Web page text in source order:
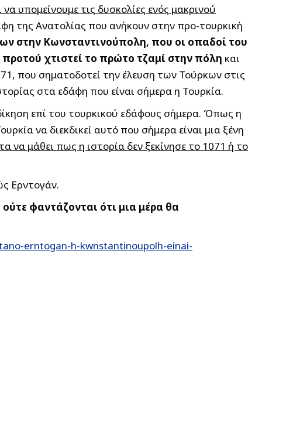
υπομείνουμε τις δυσκολίες ενός μακρινού
της Ανατολίας που ανήκουν στην προ-τουρκική
στην Κωνσταντινούπολη, που οι οπαδοί του
χτιστεί το πρώτο τζαμί στην πόλη και
που σηματοδοτεί την έλευση των Τούρκων στις
στα εδάφη που είναι σήμερα η Τουρκία.
επί του τουρκικού εδάφους σήμερα. Όπως η
να διεκδικεί αυτό που σήμερα είναι μια ξένη
να μάθει πως η ιστορία δεν ξεκίνησε το 1071 ή το
Ερντογάν.
φαντάζονται ότι μια μέρα θα
erntogan-h-kwnstantinoupolh-einai-